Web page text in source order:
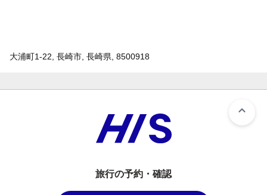
大浦町1-22, 長崎市, 長崎県, 8500918
旅行の予約・確認